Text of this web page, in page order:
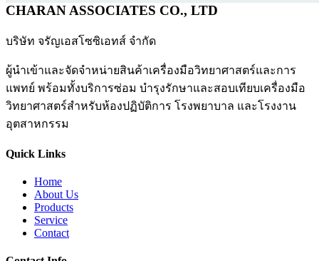
CHARAN ASSOCIATES CO., LTD
บริษัท จรัญเอสโซซิเอทส์ จำกัด
ผู้นำเข้าและจัดจำหน่ายสินค้าเครื่องมือวิทยาศาสตร์และการ
แพทย์ พร้อมทั้งบริการซ่อม บำรุงรักษาและสอบเทียบเครื่องมือ
วิทยาศาสตร์สำหรับห้องปฏิบัติการ โรงพยาบาล และโรงงาน
อุตสาหกรรม
Quick Links
Home
About Us
Products
Service
Contact